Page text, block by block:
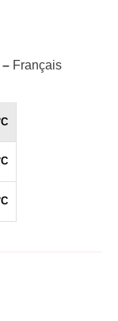
– Français